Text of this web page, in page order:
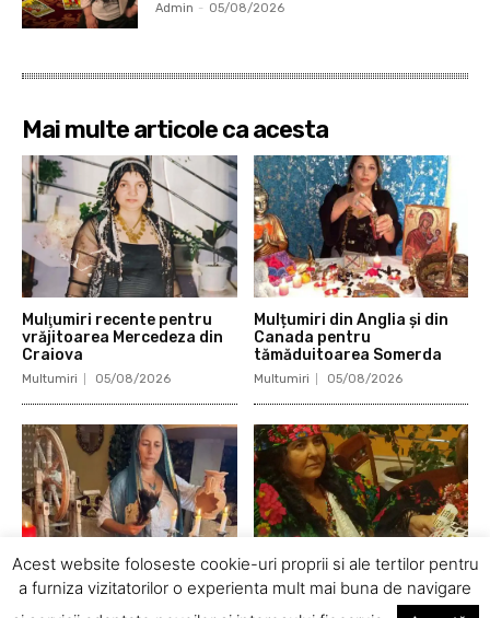
Admin - 05/08/2026
Mai multe articole ca acesta
Mulţumiri recente pentru
vrăjitoarea Mercedeza din
Craiova
Multumiri 05/08/2026
Mulțumiri din Anglia și din
Canada pentru
tămăduitoarea Somerda
Multumiri 05/08/2026
Mulţumiri pentru
M-a scăpat de la falimentul
firmei și de argintul viu
Acest website foloseste cookie-uri proprii si ale tertilor pentru
a furniza vizitatorilor o experienta mult mai buna de navigare